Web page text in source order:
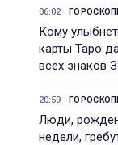
06:02
Кому
карты Таро
всех знаков
20:59
Люди,
недели,